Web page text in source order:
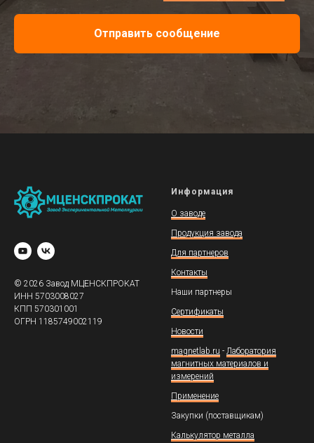
Отправить сообщение
© 2026 Завод МЦЕНСКПРОКАТ
ИНН 5703008027
КПП 570301001
ОГРН 1185749002119
Информация
О заводе
Продукция завода
Для партнеров
Контакты
Наши партнеры
Сертификаты
Новости
magnetlab.ru - Лаборатория
магнитных материалов и
измерений
Применение
Закупки (поставщикам)
Калькулятор металла